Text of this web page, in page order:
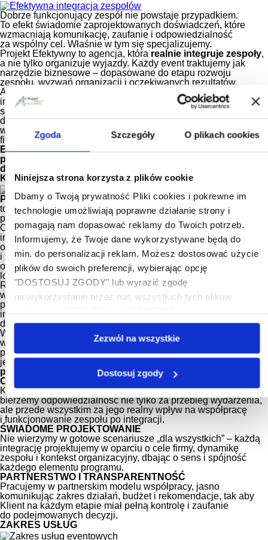
Zgoda Szczegóły O plikach cookies
Niniejsza strona korzysta z plików cookie
Dbamy o Twoją prywatność Pliki cookies i pokrewne im
technologie umożliwiają poprawne działanie strony i
pomagają nam dopasować reklamy do Twoich potrzeb.
Informujemy, że Twoje dane wykorzystywane będą do
min. do personalizacji reklam. Możesz dostosować użycie
plików do swoich preferencji, wybierając opcję
"DOSTOSUJ ZGODY" lub wyrazić zgodę
na wykorzystanie przez nas wszystkich tych plików
Zezwól na wszystkie
Dostosuj zgody
Dobrze funkcjonujący zespół nie powstaje przypadkiem.
To efekt świadomie zaprojektowanych doświadczeń, które
wzmacniają komunikację, zaufanie i odpowiedzialność
za wspólny cel. Właśnie w tym się specjalizujemy.
Projekt Efektywny to agencja, która realnie integruje zespoły,
a nie tylko organizuje wyjazdy. Każdy event traktujemy jak
narzędzie biznesowe – dopasowane do etapu rozwoju
zespołu, wyzwań organizacji i oczekiwanych rezultatów.
Analizujemy potrzeby, projektujemy indywidualny program
integracyjny i dobieramy aktywności, które mają konkretny
sens: gry zespołowe, elementy rozwojowe, moderowane
doświadczenia i sprawdzoną logistykę. Całość zamykamy
w spójnym scenariuszu, dopasowanym do budżetu i celów
firmy.
Efekt -> Zespół, który lepiej się komunikuje, szybciej
podejmuje decyzje i działa bardziej spójnie po powrocie
do pracy.
KIM JESTEŚMY?
Projekt Efektywny Events & Travel Sp. z o.o.
to doświadczony zespół event managerów realizujących
projekty integracyjne i rozwojowe dla biznesu w całej Europie.
Od ponad15 latprojektujemy i realizujemy wyjazdy
integracyjne, warsztaty team building oraz szkolenia
outdoorowe, które realnie wspierają współpracę, komunikację
i zaangażowanie zespołów. Działamy kompleksowo –
od analizy potrzeb, przez koncepcję i scenariusz, po pełną
logistykę wydarzeń.
Realizujemy projekty na terenie całej Europy, pracując
w
języku polskim, angielskim i niemieckim. Każdego roku
przeprowadzamy
ponad 400 wydarzeń
o charakterze
integracyjnym, szkoleniowym i incentive, dostosowanych
do celów biznesowych naszych Klientów.
Współpracujemy z najbardziej rozpoznawalnymi markami
w Europie, budując długofalowe relacje i obsługując stałe
portfele Klientów biznesowych. Naszym celem nie jest
jednorazowe wydarzenie, lecz
wzmocnienie zespołów, które
po powrocie do pracy funkcjonują sprawniej i efektywniej
ODPOWIEDZIALNOŚĆ ZA EFEKT
Każdy projekt traktujemy jak narzędzie biznesowe, dlatego
bierzemy odpowiedzialność nie tylko za przebieg wydarzenia,
ale przede wszystkim za jego realny wpływ na współpracę
i funkcjonowanie zespołu po integracji.
ŚWIADOME PROJEKTOWANIE
Nie wierzymy w gotowe scenariusze „dla wszystkich” – każdą
integrację projektujemy w oparciu o cele firmy, dynamikę
zespołu i kontekst organizacyjny, dbając o sens i spójność
każdego elementu programu.
PARTNERSTWO I TRANSPARENTNOŚĆ
Pracujemy w partnerskim modelu współpracy, jasno
komunikując zakres działań, budżet i rekomendacje, tak aby
Klient na każdym etapie miał pełną kontrolę i zaufanie
do podejmowanych decyzji.
ZAKRES USŁUG